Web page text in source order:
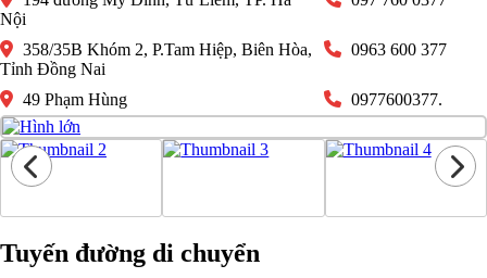
Nội
358/35B Khóm 2, P.Tam Hiệp, Biên Hòa,
Tỉnh Đồng Nai
0963 600 377
49 Phạm Hùng 0977600377.
Tuyến đường di chuyển